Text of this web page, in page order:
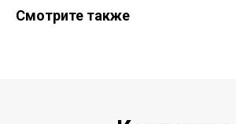
Смотрите также